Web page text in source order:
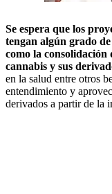
Se espera que los
tengan algún grado
como la
cannabis y sus
en la salud entre otros
entendimiento y
derivados a partir de la